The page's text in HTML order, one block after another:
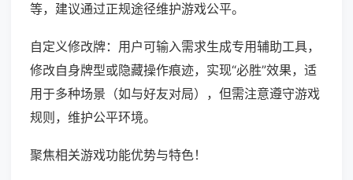
等，建议通过正规途径维护游戏公平。
自定义修改牌：用户可输入需求生成专用辅助工具，
修改自身牌型或隐藏操作痕迹，实现“必胜”效果，适
用于多种场景（如与好友对局），但需注意遵守游戏
规则，维护公平环境。
聚焦相关游戏功能优势与特色！